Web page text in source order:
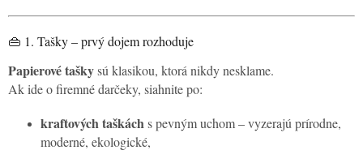
👜 1. Tašky – prvý dojem rozhoduje
Papierové taškysú klasikou, ktorá nikdy nesklame.
Ak ide o firemné darčeky, siahnite po:
kraftových taškáchs pevným uchom – vyzerajú prírodne,
moderné, ekologické,